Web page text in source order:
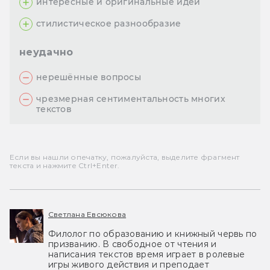
стилистическое разнообразие
неудачно
нерешённые вопросы
чрезмерная сентиментальность многих
текстов
Если вы нашли опечатку, пожалуйста, выделите фрагмент
текста и нажмите Ctrl+Enter.
Светлана Евсюкова
Филолог по образованию и книжный червь по
призванию. В свободное от чтения и
написания текстов время играет в ролевые
игры живого действия и преподает